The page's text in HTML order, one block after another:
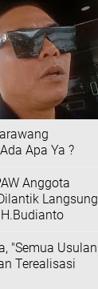
Apa Ya ?
Anggota
Langsung
H.Budianto
"Semua Usulan
Terealisasi